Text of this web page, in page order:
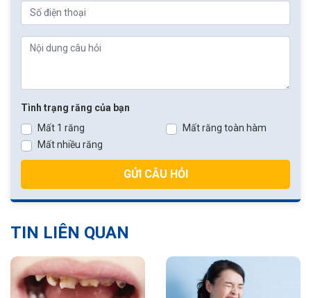
Tình trạng răng của bạn
Mất 1 răng
Mất nhiều răng
Mất răng toàn hàm
GỬI CÂU HỎI
TIN LIÊN QUAN